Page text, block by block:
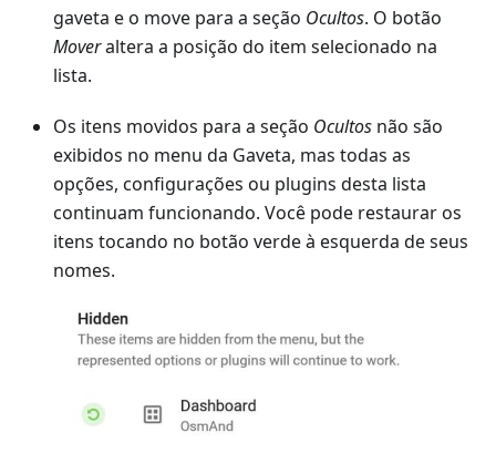
gaveta e o move para a seção Ocultos. O botão
Moveraltera a posição do item selecionado na
lista.
Os itens movidos para a seção Ocultos não são
exibidos no menu da Gaveta, mas todas as
opções, configurações ou plugins desta lista
continuam funcionando. Você pode restaurar os
itens tocando no botão verde à esquerda de seus
nomes.